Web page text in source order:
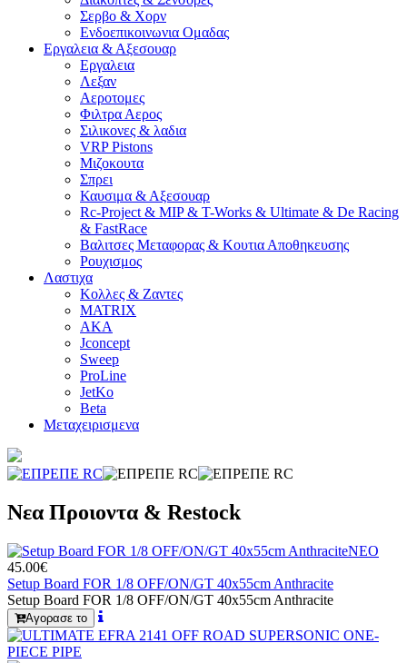
Σερβο & Χορν
Ενδοεπικοινωνια Ομαδας
Εργαλεια & Αξεσουαρ
Εργαλεια
Λεξαν
Αεροτομες
Φιλτρα Αερος
Σιλικονες & λαδια
VRP Pistons
Μιζοκουτα
Σπρει
Καυσιμα & Αξεσουαρ
Rc-Project & MIP & T-Works & Ultimate & De Racing
& FastRace
Βαλιτσες Μεταφορας & Κουτια Αποθηκευσης
Ρουχισμος
Λαστιχα
Κολλες & Ζαντες
MATRIX
AKA
Jconcept
Sweep
ProLine
JetKo
Beta
Μεταχειρισμενα
Νεα Προιοντα & Restock
ΝΕΟ
45.00€
Setup Board FOR 1/8 OFF/ON/GT 40x55cm Anthracite
Setup Board FOR 1/8 OFF/ON/GT 40x55cm Anthracite
Αγορασε το